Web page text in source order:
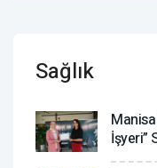
Sağlık
İşyeri”